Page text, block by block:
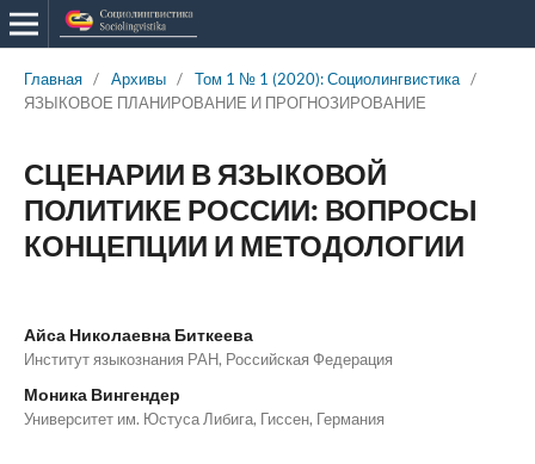
Главная / Архивы / Том 1 № 1 (2020): Социолингвистика /
ЯЗЫКОВОЕ ПЛАНИРОВАНИЕ И ПРОГНОЗИРОВАНИЕ
СЦЕНАРИИ В ЯЗЫКОВОЙ
ПОЛИТИКЕ РОССИИ: ВОПРОСЫ
КОНЦЕПЦИИ И МЕТОДОЛОГИИ
Айса Николаевна Биткеева
Институт языкознания РАН, Российская Федерация
Моника Вингендер
Университет им. Юстуса Либига, Гиссен, Германия